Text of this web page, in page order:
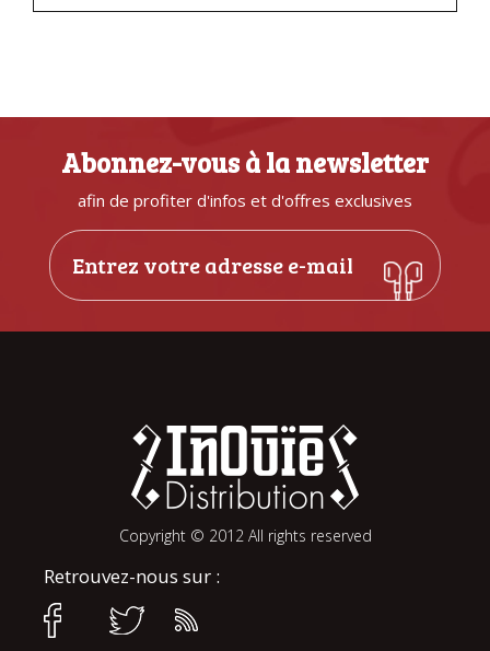
Abonnez-vous à la newsletter
afin de profiter d'infos et d'offres exclusives
Copyright © 2012 All rights reserved
Retrouvez-nous sur :